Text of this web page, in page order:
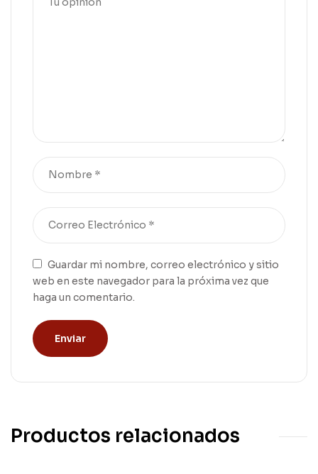
Guardar mi nombre, correo electrónico y sitio
web en este navegador para la próxima vez que
haga un comentario.
Productos relacionados